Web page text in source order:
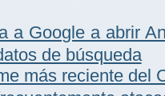
a Google a abrir
de búsqueda
más reciente del